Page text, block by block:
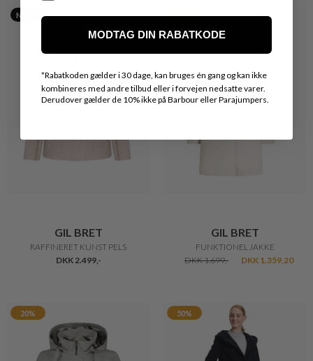
Nyhed
GIL BRET
RAFFINERET KUNST PELS
DKK 2.499,-
20%
GIL BRET
FUNKTIONEL JAKKE
DKK 1.699,-
DKK 1.359,20
20% 50%
MODTAG DIN RABATKODE
*Rabatkoden gælder i 30 dage, kan bruges én gang og kan ikke
kombineres med andre tilbud eller i forvejen nedsatte varer.
Derudover gælder de 10% ikke på Barbour eller Parajumpers.